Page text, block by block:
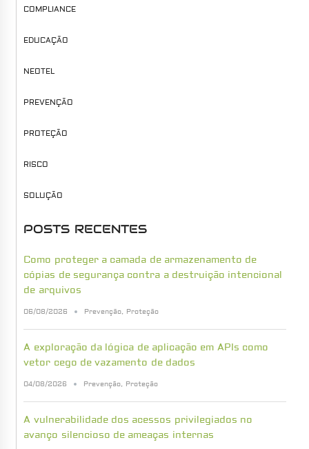
COMPLIANCE
EDUCAÇÃO
NEOTEL
PREVENÇÃO
PROTEÇÃO
RISCO
SOLUÇÃO
POSTS RECENTES
Como proteger a camada de armazenamento de
cópias de segurança contra a destruição intencional
de arquivos
06/08/2026 Prevenção, Proteção
A exploração da lógica de aplicação em APIs como
vetor cego de vazamento de dados
04/08/2026 Prevenção, Proteção
A vulnerabilidade dos acessos privilegiados no
avanço silencioso de ameaças internas